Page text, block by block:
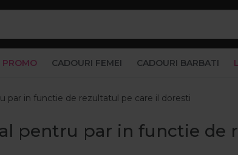
PROMO CADOURI FEMEI CADOURI BARBATI
par in functie de rezultatul pe care il doresti
pentru par in functie de